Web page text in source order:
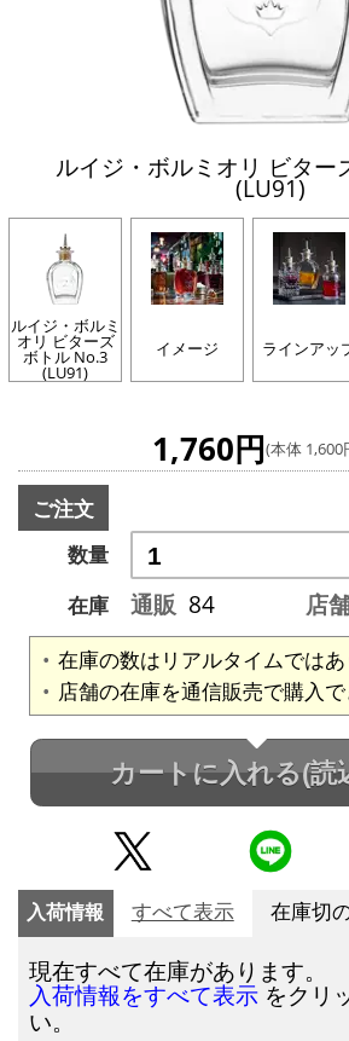
ルイジ・ボルミオリ ビター
(LU91)
ルイジ・ボルミ
オリ ビターズ
ボトル No.3
(LU91)
イメージ ラインアッ
1,760円(本体 1,600
ご注文
数量
在庫
通販 84 店
在庫の数はリアルタイムではあ
店舗の在庫を通信販売で購入で
カートに入れる(読
入荷情報 すべて表示 在庫切
現在すべて在庫があります。
入荷情報をすべて表示 をクリ
い。